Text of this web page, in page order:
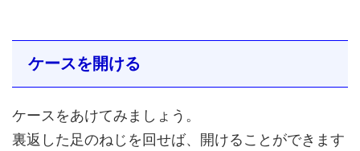
ケースを開ける
ケースをあけてみましょう。
裏返した足のねじを回せば、開けることができます